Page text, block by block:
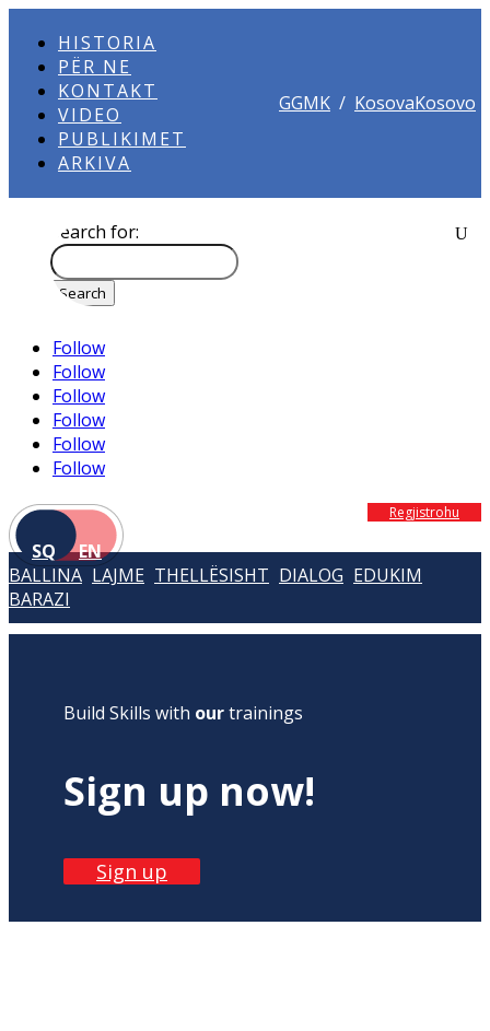
HISTORIA
PËR NE
KONTAKT
VIDEO
PUBLIKIMET
ARKIVA
GGMK / KosovaKosovo
Search for:
Follow
Follow
Follow
Follow
Follow
Follow
SQ EN
Regjistrohu
BALLINA LAJME THELLËSISHT DIALOG EDUKIM
BARAZI
Build Skills with ourtrainings
Sign up now!
Sign up